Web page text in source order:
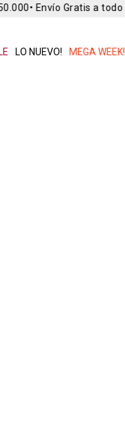
LO NUEVO! MEGA WEEK!
• Envío Gratis a todo